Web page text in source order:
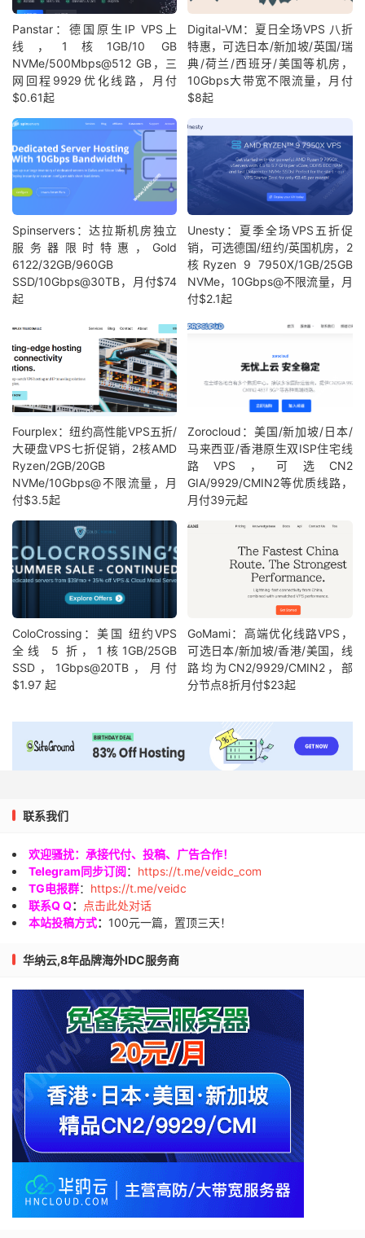
Panstar：德国原生IP VPS上
线，1核1GB/10 GB
NVMe/500Mbps@512 GB，三
网回程9929优化线路，月付
$0.61起
Digital-VM：夏日全场VPS 八折
特惠，可选日本/新加坡/英国/瑞
典/荷兰/西班牙/美国等机房，
10Gbps大带宽不限流量，月付
$8起
Spinservers：达拉斯机房独立
服务器限时特惠，Gold
6122/32GB/960GB
SSD/10Gbps@30TB，月付$74
起
Unesty：夏季全场VPS五折促
销，可选德国/纽约/英国机房，2
核Ryzen 9 7950X/1GB/25GB
NVMe，10Gbps@不限流量，月
付$2.1起
Fourplex：纽约高性能VPS五折/
大硬盘VPS七折促销，2核AMD
Ryzen/2GB/20GB
NVMe/10Gbps@不限流量，月
付$3.5起
Zorocloud：美国/新加坡/日本/
马来西亚/香港原生双ISP住宅线
路VPS，可选CN2
GIA/9929/CMIN2等优质线路，
月付39元起
ColoCrossing：美国 纽约VPS
全线 5 折，1核1GB/25GB
SSD，1Gbps@20TB，月付
$1.97 起
GoMami：高端优化线路VPS，
可选日本/新加坡/香港/美国，线
路均为CN2/9929/CMIN2，部
分节点8折月付$23起
联系我们
欢迎骚扰：承接代付、投稿、广告合作！
Telegram同步订阅： https://t.me/veidc_com
TG电报群： https://t.me/veidc
联系Q Q：
点击此处对话
本站投稿方式： 100元一篇，置顶三天！
华纳云,8年品牌海外IDC服务商